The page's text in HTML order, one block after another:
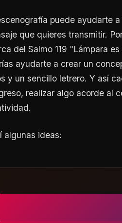
puede ayudarte
que quieres transmitir.
del Salmo 119 "Lámpara
ayudarte a crear un
y un sencillo letrero. Y así
realizar algo acorde al
algunas ideas: